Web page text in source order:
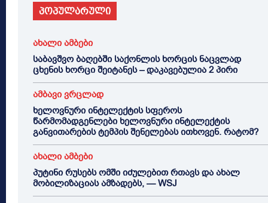
პოპულარული
ახალი ამბები
საბავშვო ბაღებში საქონლის ხორცის ნაცვლად
ცხენის ხორცი შეიტანეს – დაკავებულია 2 პირი
ამბავი ვრცლად
ხელოვნური ინტელექტის სფეროს
წარმომადგენლები ხელოვნური ინტელექტის
განვითარების ტემპის შენელებას ითხოვენ. რატომ?
ახალი ამბები
პუტინი რუსებს ომში იძულებით რთავს და ახალ
მობილიზაციას ამზადებს, — WSJ